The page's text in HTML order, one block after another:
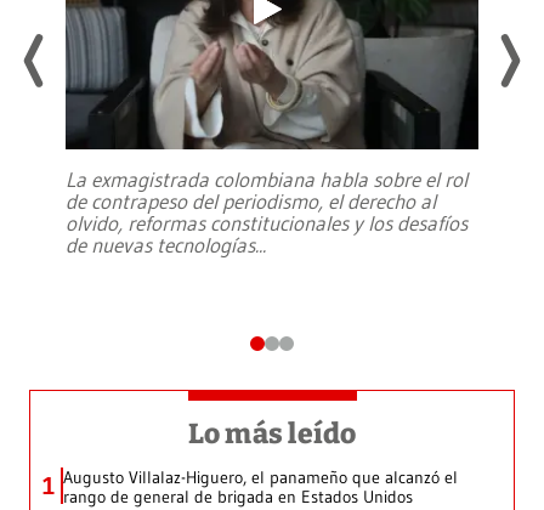
La exmagistrada colombiana habla sobre el rol
de contrapeso del periodismo, el derecho al
olvido, reformas constitucionales y los desafíos
de nuevas tecnologías...
Lo más leído
1 Augusto Villalaz-Higuero, el panameño que alcanzó el
rango de general de brigada en Estados Unidos